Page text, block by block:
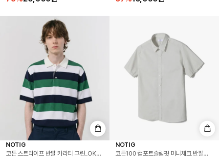
NOTIG
코튼 스트라이프 반팔 카라티 그린_OKS3T1TS101E1
NOTIG
코튼100 컴포트슬림핏 미니체크 반팔셔